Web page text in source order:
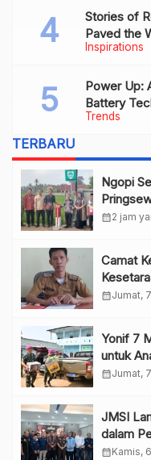
Inspirations
Stories of
Paved the
Trends
Power Up:
Battery
TERBARU
Ngopi
calendar_month2 jam
Camat
calendar_monthJumat,
Yonif 7
untuk
calendar_monthJumat,
JMSI
dalam
calendar_monthKamis,